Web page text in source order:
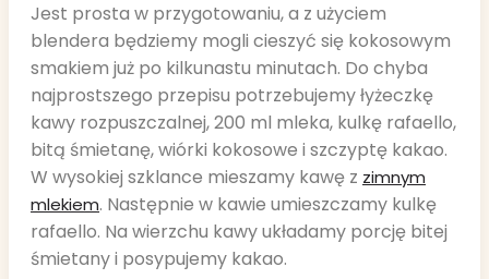
Jest prosta w przygotowaniu, a z użyciem
blendera będziemy mogli cieszyć się kokosowym
smakiem już po kilkunastu minutach. Do chyba
najprostszego przepisu potrzebujemy łyżeczkę
kawy rozpuszczalnej, 200 ml mleka, kulkę rafaello,
bitą śmietanę, wiórki kokosowe i szczyptę kakao.
W wysokiej szklance mieszamy kawę z zimnym
mlekiem. Następnie w kawie umieszczamy kulkę
rafaello. Na wierzchu kawy układamy porcję bitej
śmietany i posypujemy kakao.